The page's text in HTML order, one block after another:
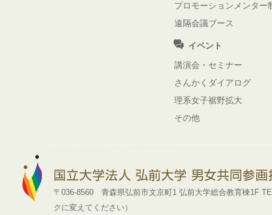
プロモーションメンター
遠隔会議ブース
イベント
講演会・セミナー
さんかくダイアログ
理系女子裾野拡大
その他
〒036-8560 青森県弘前市文京町1 弘前大学総合教育棟1F
クに変えてください）